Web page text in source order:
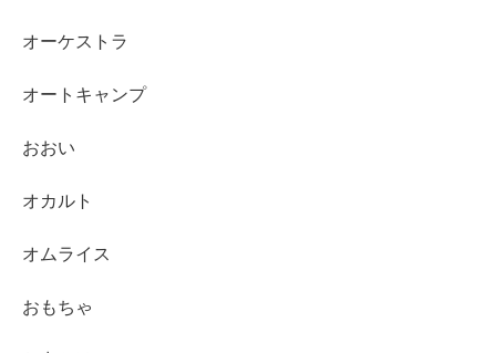
オーケストラ
オートキャンプ
おおい
オカルト
オムライス
おもちゃ